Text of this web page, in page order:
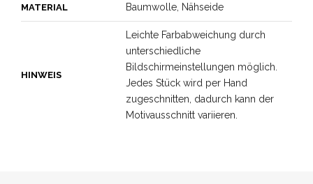
MATERIAL Baumwolle, Nähseide
HINWEIS
Leichte Farbabweichung durch
unterschiedliche
Bildschirmeinstellungen möglich.
Jedes Stück wird per Hand
zugeschnitten, dadurch kann der
Motivausschnitt variieren.